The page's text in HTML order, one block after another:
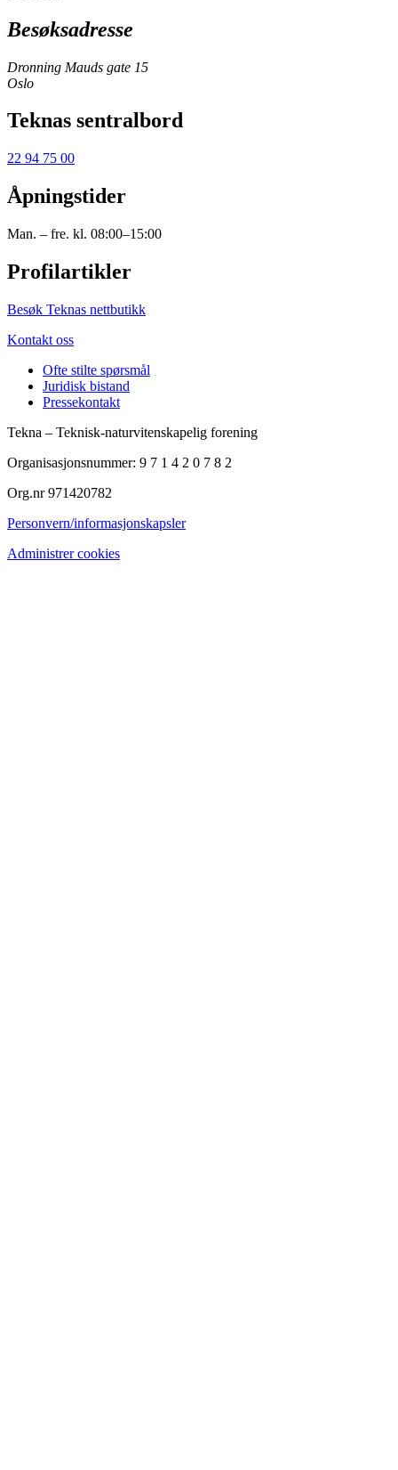
Besøksadresse
Dronning Mauds gate 15
Oslo
Teknas sentralbord
22 94 75 00
Åpningstider
Man. – fre. kl. 08:00–15:00
Profilartikler
Besøk Teknas nettbutikk
Kontakt oss
Ofte stilte spørsmål
Juridisk bistand
Pressekontakt
Tekna – Teknisk-naturvitenskapelig forening
Organisasjonsnummer: 9 7 1 4 2 0 7 8 2
Org.nr 971420782
Personvern/informasjonskapsler
Administrer cookies